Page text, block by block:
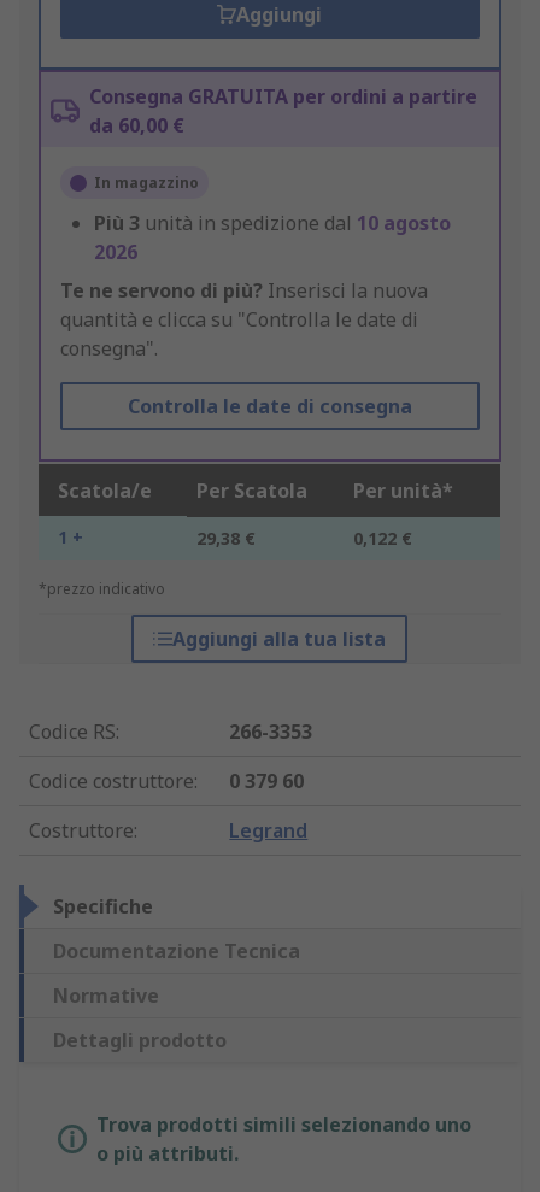
Aggiungi
Consegna GRATUITA per ordini a partire
da 60,00 €
In magazzino
Più 3 unità in spedizione dal 10 agosto
2026
Te ne servono di più? Inserisci la nuova
quantità e clicca su "Controlla le date di
consegna".
Controlla le date di consegna
Scatola/e Per Scatola Per unità*
1 + 29,38 € 0,122 €
*prezzo indicativo
Aggiungi alla tua lista
Codice RS:
266-3353
Codice costruttore:
0 379 60
Costruttore: Legrand
Specifiche
Documentazione Tecnica
Normative
Dettagli prodotto
Trova prodotti simili selezionando uno
o più attributi.